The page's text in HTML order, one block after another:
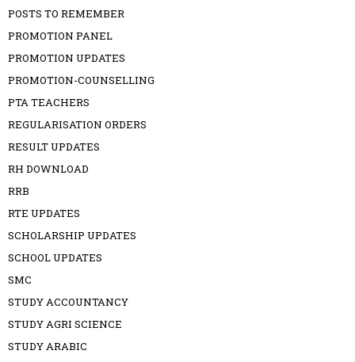
POSTS TO REMEMBER
PROMOTION PANEL
PROMOTION UPDATES
PROMOTION-COUNSELLING
PTA TEACHERS
REGULARISATION ORDERS
RESULT UPDATES
RH DOWNLOAD
RRB
RTE UPDATES
SCHOLARSHIP UPDATES
SCHOOL UPDATES
SMC
STUDY ACCOUNTANCY
STUDY AGRI SCIENCE
STUDY ARABIC